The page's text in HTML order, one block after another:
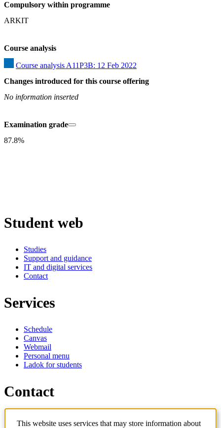
Compulsory within programme
ARKIT
Course analysis
Course analysis A11P3B: 12 Feb 2022
Changes introduced for this course offering
No information inserted
Examination grade
87.8%
Student web
Studies
Support and guidance
IT and digital services
Contact
Services
Schedule
Canvas
Webmail
Personal menu
Ladok for students
Contact
This website uses services that may store information about